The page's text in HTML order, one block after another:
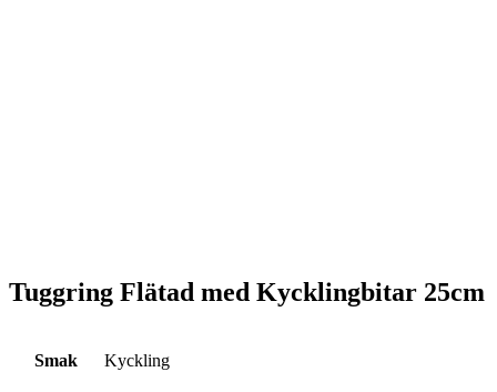
Tuggring Flätad med Kycklingbitar 25cm
Smak Kyckling